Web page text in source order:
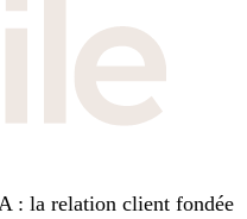
: la relation client fondée